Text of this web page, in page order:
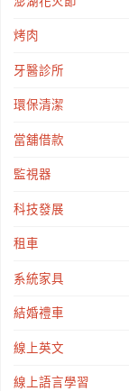
烤肉
牙醫診所
環保清潔
當舖借款
監視器
科技發展
租車
系統家具
結婚禮車
線上英文
線上語言學習